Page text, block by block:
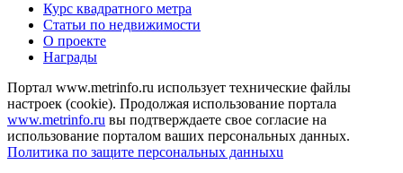
Курс квадратного метра
Статьи по недвижимости
О проекте
Награды
Портал www.metrinfo.ru использует технические файлы
настроек (cookie). Продолжая использование портала
www.metrinfo.ru вы подтверждаете свое согласие на
использование порталом ваших персональных данных.
Политика по защите персональных данныхu